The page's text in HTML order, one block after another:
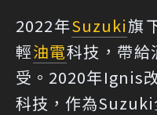
2022年Suzuki旗
輕油電科技，帶給
受。2020年Ignis
科技，作為